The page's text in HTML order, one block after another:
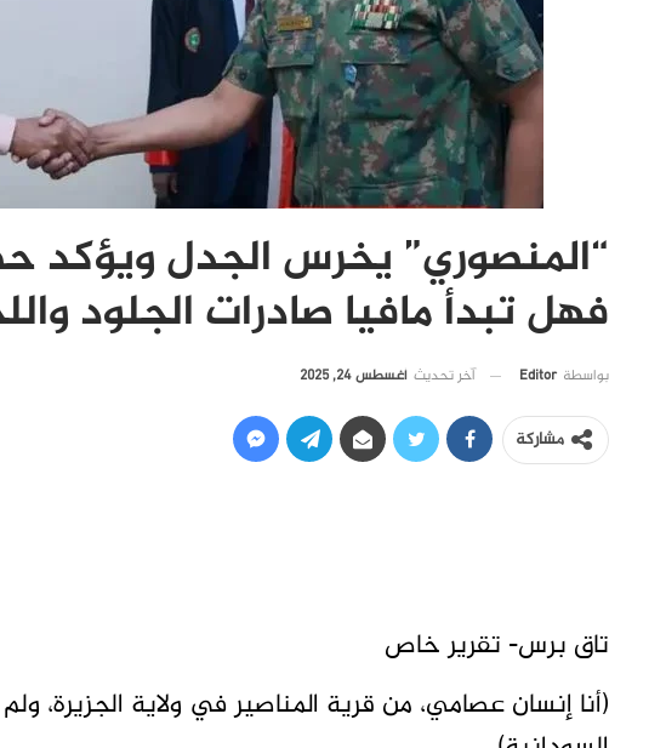
“المنصوري” يخرس الجدل ويؤكد
فهل تبدأ مافيا صادرات الجلود
بواسطة Editor آخر تحديث أغسطس 24, 2025
مشاركة
تاق برس- تقرير خاص
(أنا إنسان عصامي، من قرية المناصير في ولاية